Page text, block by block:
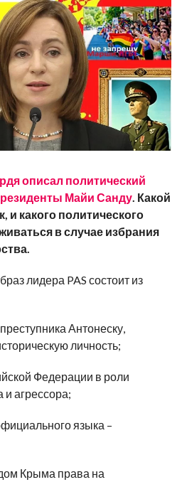
описал политический
Майи Санду . Какой
и какого политического
в случае избрания
лидера PAS состоит из
Антонеску,
личность;
Федерации в роли
и агрессора;
языка –
Крыма права на